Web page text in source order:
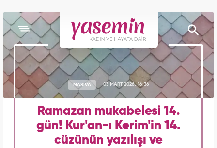
MASİVA 03 MART 2026, 16:36
Ramazan mukabelesi 14.
gün! Kur'an-ı Kerim'in 14.
cüzünün yazılışı ve